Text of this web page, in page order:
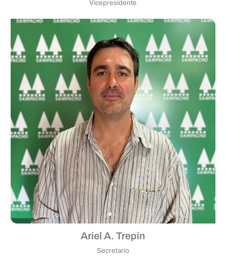
Vicepresidente
Ariel A. Trepín
Secretario